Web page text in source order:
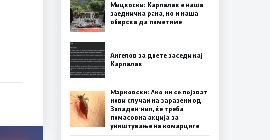
Мицкоски: Карпалак е наша
заедничка рана, но и наша
обврска да паметиме
Ангелов за двете заседи кај
Карпалак
Марковски: Ако ни се појават
нови случаи на заразени од
Западен-нил, ќе треба
помасовна акција за
уништување на комарците